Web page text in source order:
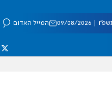
08/2026 המייל האדום